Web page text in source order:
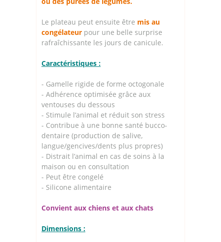
Le plateau peut ensuite être mis au
congélateur pour une belle surprise
rafraîchissante les jours de canicule.
Caractéristiques :
- Gamelle rigide de forme octogonale
- Adhérence optimisée grâce aux
ventouses du dessous
- Stimule l’animal et réduit son stress
- Contribue à une bonne santé bucco-
dentaire (production de salive,
langue/gencives/dents plus propres)
- Distrait l’animal en cas de soins à la
maison ou en consultation
- Peut être congelé
- Silicone alimentaire
Convient aux chiens et aux chats
Dimensions :